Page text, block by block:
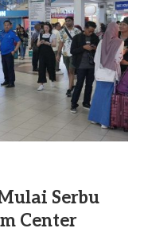
Serbu
Center